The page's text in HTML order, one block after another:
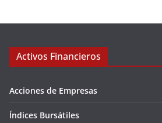
Activos Financieros
Acciones de Empresas
Índices Bursátiles